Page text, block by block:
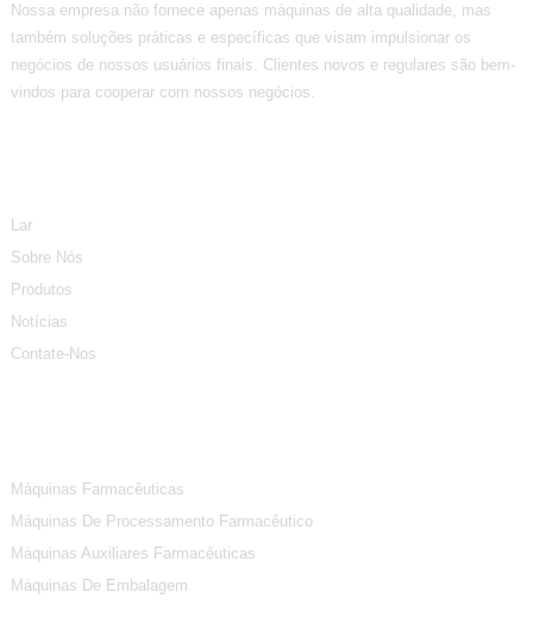
Nossa empresa não fornece apenas máquinas de alta qualidade, mas
também soluções práticas e específicas que visam impulsionar os
negócios de nossos usuários finais. Clientes novos e regulares são bem-
vindos para cooperar com nossos negócios.
Lar
Sobre Nós
Produtos
Notícias
Contate-Nos
Máquinas Farmacêuticas
Máquinas De Processamento Farmacêutico
Máquinas Auxiliares Farmacêuticas
Máquinas De Embalagem